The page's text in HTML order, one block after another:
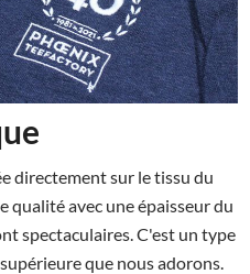
directement sur le tissu du
qualité avec une épaisseur du
spectaculaires. C'est un type
que nous adorons.